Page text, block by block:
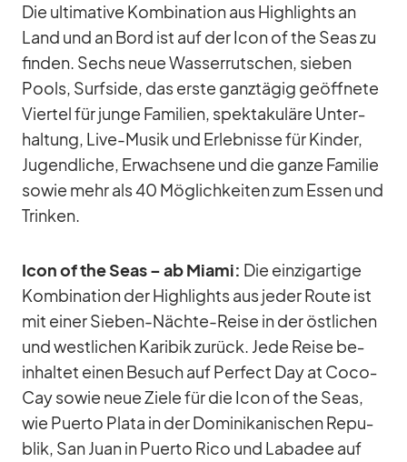
Die ul­ti­ma­tive Kom­bi­na­tion aus High­lights an
Land und an Bord ist auf der Icon of the Seas zu
fin­den. Sechs neue Was­ser­rut­schen, sie­ben
Pools, Surfs­ide, das erste ganz­tä­gig ge­öff­nete
Vier­tel für junge Fa­mi­lien, spek­ta­ku­läre Un­ter­
hal­tung, Live-Mu­sik und Er­leb­nisse für Kin­der,
Ju­gend­li­che, Er­wach­sene und die ganze Fa­mi­lie
so­wie mehr als 40 Mög­lich­kei­ten zum Es­sen und
Trin­ken.
Icon of the Seas – ab Mi­ami: Die ein­zig­ar­tige
Kom­bi­na­tion der High­lights aus je­der Route ist
mit ei­ner Sie­ben-Nächte-Reise in der öst­li­chen
und west­li­chen Ka­ri­bik zu­rück. Jede Reise be­
inhal­tet ei­nen Be­such auf Per­fect Day at Co­co­
Cay so­wie neue Ziele für die Icon of the Seas,
wie Pu­erto Plata in der Do­mi­ni­ka­ni­schen Re­pu­
blik, San Juan in Pu­erto Rico und Laba­dee auf